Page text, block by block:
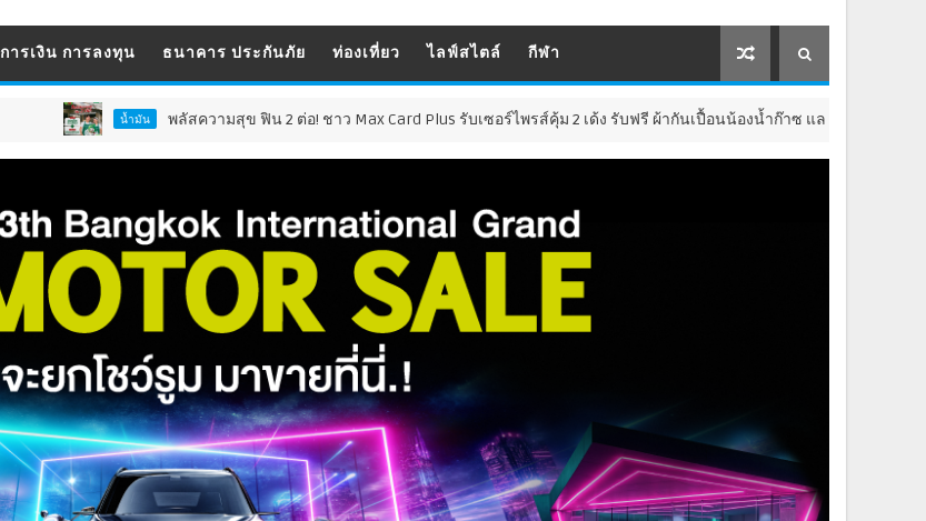
การเงิน การลงทุน ธนาคาร ประกันภัย ท่องเที่ยว ไลฟ์สไตล์ กีฬา
พลัสความสุข ฟิน 2 ต่อ! ชาว Max Card Plus รับเซอร์ไพรส์คุ้ม 2 เด้ง รับฟรี ผ้ากันเปื้อนน้องน้ำก๊าซ และ คูปองส่วนลด 50 บาท ทุกขนา